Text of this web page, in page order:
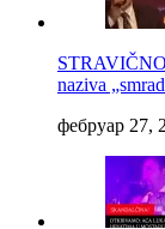
naziva
фебруар 27,